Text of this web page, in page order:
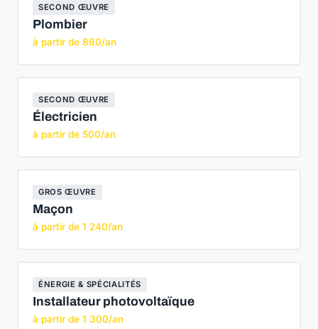
SECOND ŒUVRE
Plombier
à partir de 880/an
SECOND ŒUVRE
Électricien
à partir de 500/an
GROS ŒUVRE
Maçon
à partir de 1 240/an
ÉNERGIE & SPÉCIALITÉS
Installateur photovoltaïque
à partir de 1 300/an